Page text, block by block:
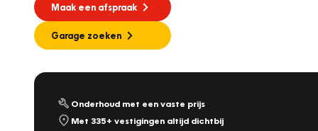
Maak een afspraak
Garage zoeken
Onderhoud met een vaste prijs
Met 335+ vestigingen altijd dichtbij